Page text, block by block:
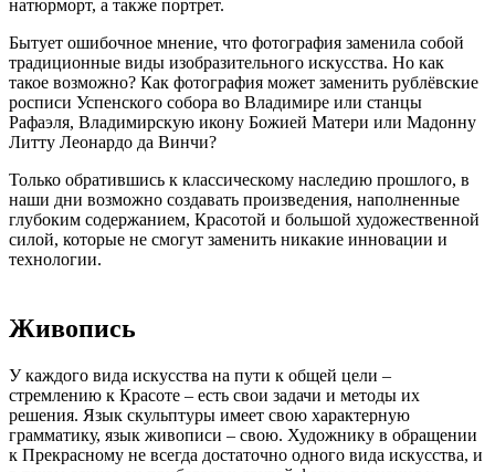
натюрморт, а также портрет.
Бытует ошибочное мнение, что фотография заменила собой
традиционные виды изобразительного искусства. Но как
такое возможно? Как фотография может заменить рублёвские
росписи Успенского собора во Владимире или станцы
Рафаэля, Владимирскую икону Божией Матери или Мадонну
Литту Леонардо да Винчи?
Только обратившись к классическому наследию прошлого, в
наши дни возможно создавать произведения, наполненные
глубоким содержанием, Красотой и большой художественной
силой, которые не смогут заменить никакие инновации и
технологии.
Живопись
У каждого вида искусства на пути к общей цели –
стремлению к Красоте – есть свои задачи и методы их
решения. Язык скульптуры имеет свою характерную
грамматику, язык живописи – свою. Художнику в обращении
к Прекрасному не всегда достаточно одного вида искусства, и